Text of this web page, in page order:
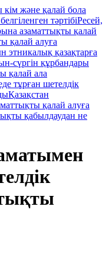
және қалай бола
тәртібіРесей,
азаматтықты қалай
қалай алуға
қазақтарға
сүргін құрбандары
қалай ала
тұрған шетелдік
Қазақстан
қалай алуға
қабылдаудан не